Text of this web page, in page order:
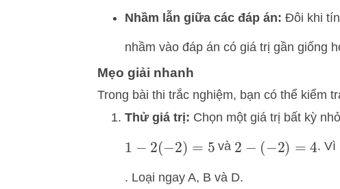
Nhầm lẫn giữa các đáp án: Đôi khi
nhầm vào đáp án có giá trị gần giống
Mẹo giải nhanh
Trong bài thi trắc nghiệm, bạn có thể kiểm
Thử giá trị: Chọn một giá trị bất kỳ
1 −2 (−2)=5 và 2 −( − 2)=4 . Vì
. Loại ngay A, B và D.